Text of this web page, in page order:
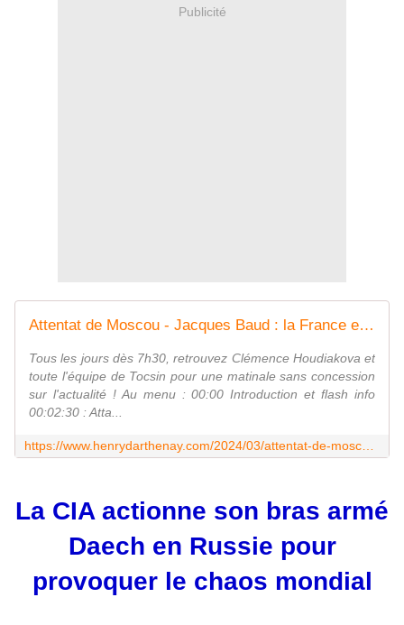
Publicité
Attentat de Moscou - Jacques Baud : la France et la grande Bretagne pourraient être impliquées - Vouillé un peu d'Histoire
Tous les jours dès 7h30, retrouvez Clémence Houdiakova et
toute l'équipe de Tocsin pour une matinale sans concession
sur l'actualité ! Au menu : 00:00 Introduction et flash info
00:02:30 : Atta...
https://www.henrydarthenay.com/2024/03/attentat-de-moscou-jacques-baud-la-france-et-la-grande-bretagne-pourraient-etre-impliquees.html
La CIA actionne son bras armé
Daech en Russie pour
provoquer le chaos mondial